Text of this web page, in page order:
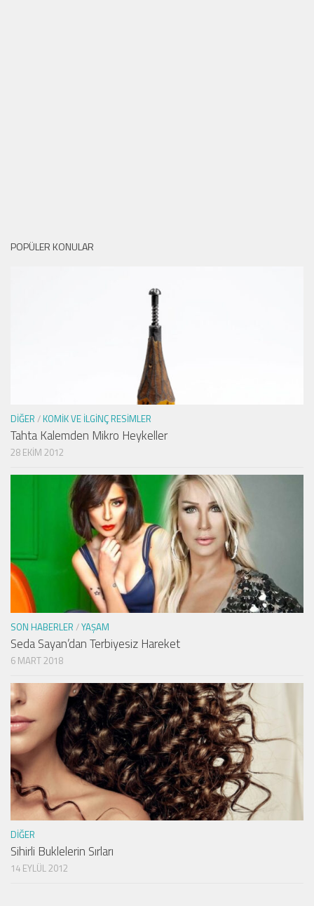
POPÜLER KONULAR
DIĞER / KOMIK VE İLGINÇ RESIMLER
Tahta Kalemden Mikro Heykeller
28 EKIM 2012
SON HABERLER /YAŞAM
Seda Sayan’dan Terbiyesiz Hareket
6 MART 2018
DIĞER
Sihirli Buklelerin Sırları
14 EYLÜL 2012